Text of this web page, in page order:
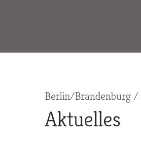
Pfadnavigation
Berlin/Brandenburg
Aktuelles